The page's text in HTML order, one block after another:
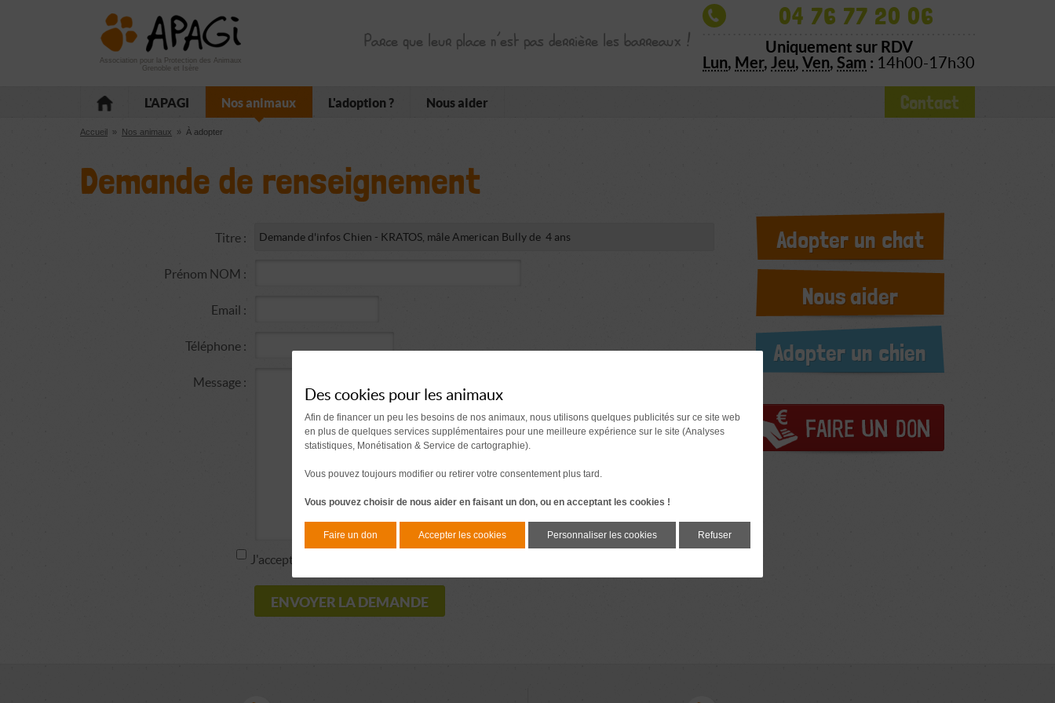
navigation
contenu
pied
Association pour la Protection des Animaux
Grenoble et Isère
Parce que leur place n’est pas derrière les barreaux !
04 76 77 20 06
Uniquement sur RDV
Lun, Mer, Jeu, Ven, Sam : 14h00-17h30
L'APAGI Nos animaux L'adoption ? Nous aider Contact
Accueil » Nos animaux » À adopter
Adopter un chat
Nous aider
Adopter un chien
Demande de renseignement
Titre :
Prénom NOM :
Email :
Téléphone :
Message :
J'accepte la politique de confidentialité
Des cookies pour les animaux
Afin de financer un peu les besoins de nos animaux, nous utilisons quelques publicités sur ce site web
en plus de quelques services supplémentaires pour une meilleure expérience sur le site (Analyses
statistiques, Monétisation & Service de cartographie).
Vous pouvez toujours modifier ou retirer votre consentement plus tard.
Vous pouvez choisir de nous aider en faisant un don, ou en acceptant les cookies !
Faire un don Accepter les cookies Personnaliser les cookies Refuser